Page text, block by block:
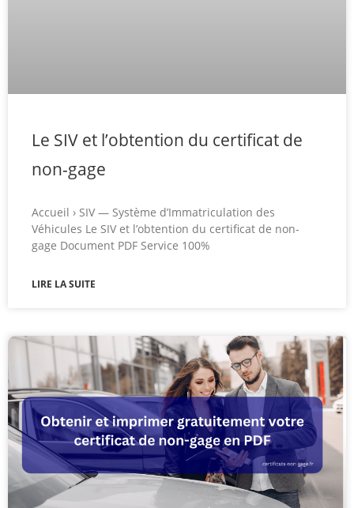
Le SIV et l’obtention du certificat de
non-gage
Accueil › SIV — Système d’Immatriculation des
Véhicules Le SIV et l’obtention du certificat de non-
gage Document PDF Service 100%
LIRE LA SUITE